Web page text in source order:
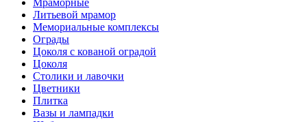
Мраморные
Литьевой мрамор
Мемориальные комплексы
Ограды
Цоколя с кованой оградой
Цоколя
Столики и лавочки
Цветники
Плитка
Вазы и лампадки